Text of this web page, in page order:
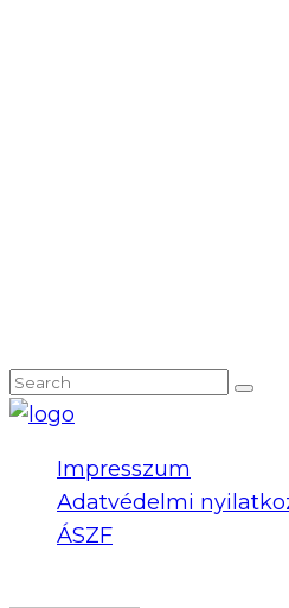
Impresszum
Adatvédelmi
ÁSZF